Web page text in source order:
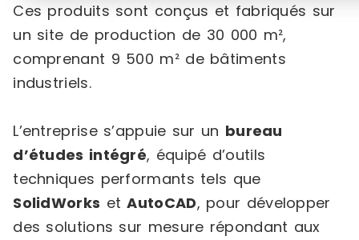
Ces produits sont conçus et fabriqués sur
un site de production de 30 000 m²,
comprenant 9 500 m² de bâtiments
industriels.
L’entreprise s’appuie sur un bureau
d’études intégré, équipé d’outils
techniques performants tels que
SolidWorks etAutoCAD, pour développer
des solutions sur mesure répondant aux